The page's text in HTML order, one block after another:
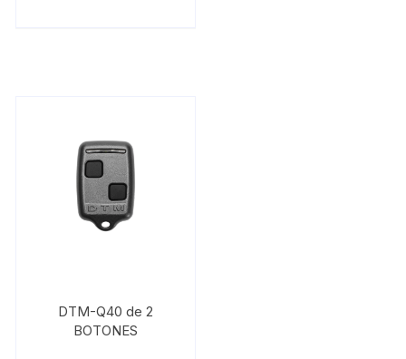
DTM-Q40 de 2
BOTONES